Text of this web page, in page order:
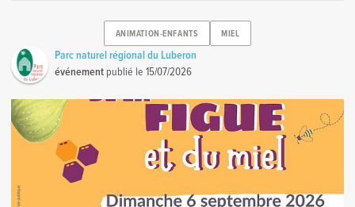
ANIMATION-ENFANTS MIEL
Parc naturel régional du Luberon
événement publié le15/07/2026